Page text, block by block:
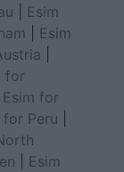
Esim
Esim
for
Esim for
for Peru
Esim